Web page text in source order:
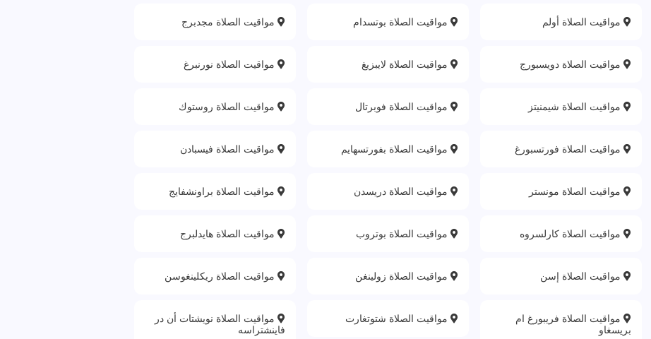
مواقيت الصلاة أولم مواقيت الصلاة بوتسدام مواقيت الصلاة مجدبرج
مواقيت الصلاة دويسبورج مواقيت الصلاة لايبزيغ مواقيت الصلاة نورنبرغ
مواقيت الصلاة شيمنيتز مواقيت الصلاة فوبرتال مواقيت الصلاة روستوك
مواقيت الصلاة فورتسبورغ مواقيت الصلاة بفورتسهايم مواقيت الصلاة فيسبادن
مواقيت الصلاة مونستر مواقيت الصلاة دريسدن مواقيت الصلاة براونشفايج
مواقيت الصلاة كارلسروه مواقيت الصلاة بوتروب مواقيت الصلاة هايدلبرج
مواقيت الصلاة إسن مواقيت الصلاة زولينغن مواقيت الصلاة ريكلينغوسن
مواقيت الصلاة فريبورغ ام
بريسغاو
مواقيت الصلاة شتوتغارت
مواقيت الصلاة نويشتات أن در
فاينشتراسه